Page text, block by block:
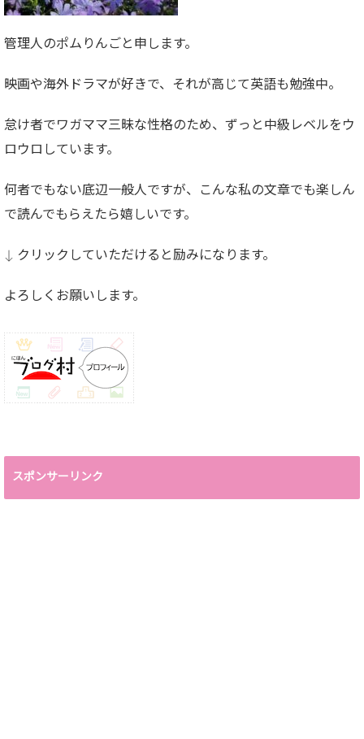
管理人のポムりんごと申します。
映画や海外ドラマが好きで、それが高じて英語も勉強中。
怠け者でワガママ三昧な性格のため、ずっと中級レベルをウ
ロウロしています。
何者でもない底辺一般人ですが、こんな私の文章でも楽しん
で読んでもらえたら嬉しいです。
↓ クリックしていただけると励みになります。
よろしくお願いします。
スポンサーリンク